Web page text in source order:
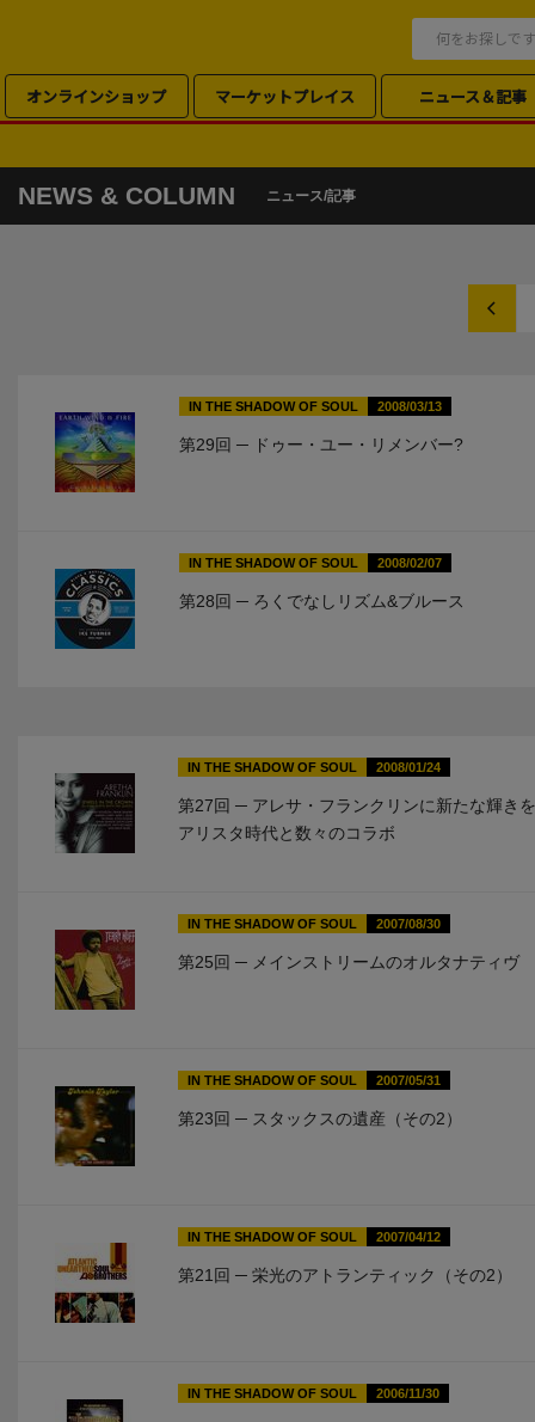
オンラインショップ マーケットプレイス ニュース＆記事
NEWS & COLUMN ニュース/記事
IN THE SHADOW OF SOUL 2008/03/13
第29回 ─ ドゥー・ユー・リメンバー?
IN THE SHADOW OF SOUL 2008/02/07
第28回 ─ ろくでなしリズム&ブルース
IN THE SHADOW OF SOUL 2008/01/24
第27回 ─ アレサ・フランクリンに新たな輝き
アリスタ時代と数々のコラボ
IN THE SHADOW OF SOUL 2007/08/30
第25回 ─ メインストリームのオルタナティヴ
IN THE SHADOW OF SOUL 2007/05/31
第23回 ─ スタックスの遺産（その2）
IN THE SHADOW OF SOUL 2007/04/12
第21回 ─ 栄光のアトランティック（その2）
IN THE SHADOW OF SOUL 2006/11/30